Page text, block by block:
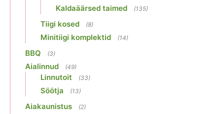
Kaldaäärsed taimed (135)
Tiigi kosed (8)
Minitiigi komplektid (14)
BBQ (3)
Aialinnud (49)
Linnutoit (33)
Söötja (13)
Aiakaunistus (2)